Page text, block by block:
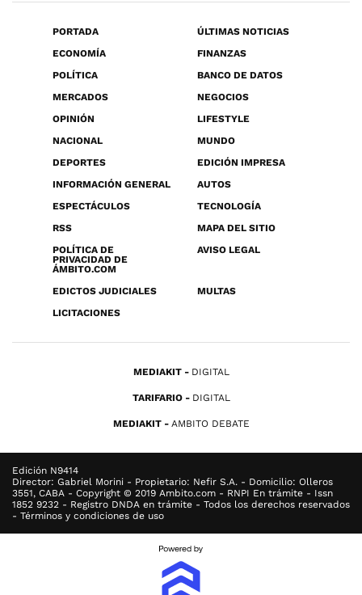
PORTADA
ÚLTIMAS NOTICIAS
ECONOMÍA
FINANZAS
POLÍTICA
BANCO DE DATOS
MERCADOS
NEGOCIOS
OPINIÓN
LIFESTYLE
NACIONAL
MUNDO
DEPORTES
EDICIÓN IMPRESA
INFORMACIÓN GENERAL
AUTOS
ESPECTÁCULOS
TECNOLOGÍA
RSS
MAPA DEL SITIO
POLÍTICA DE
PRIVACIDAD DE
ÁMBITO.COM
AVISO LEGAL
EDICTOS JUDICIALES
MULTAS
LICITACIONES
MEDIAKIT DIGITAL
TARIFARIO DIGITAL
MEDIAKIT AMBITO DEBATE
Edición N9414
Director: Gabriel Morini - Propietario: Nefir S.A. - Domicilio: Olleros
3551, CABA - Copyright © 2019 Ambito.com - RNPI En trámite - Issn
1852 9232 - Registro DNDA en trámite - Todos los derechos reservados
- Términos y condiciones de uso